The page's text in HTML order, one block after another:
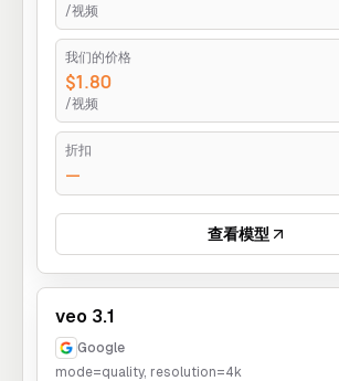
/视频
我们的价格
$1.80
/视频
折扣
—
查看模型
veo 3.1
Google
mode=quality, resolution=4k